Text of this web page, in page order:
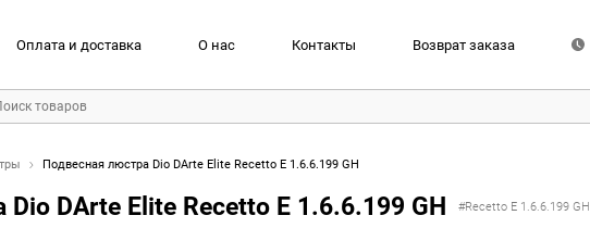
Оплата и доставка О нас Контакты Возврат заказа
товаров
Подвесная люстра Dio DArte Elite Recetto E 1.6.6.199 GH
DArte Elite Recetto E 1.6.6.199 GH #Recetto E 1.6.6.199 GH